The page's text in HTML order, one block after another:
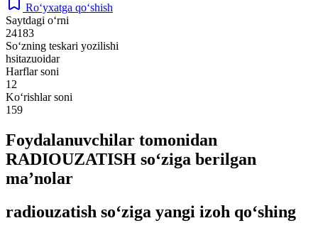
Ro‘yxatga qo‘shish
Saytdagi o‘rni
24183
So‘zning teskari yozilishi
hsitazuoidar
Harflar soni
12
Ko‘rishlar soni
159
Foydalanuvchilar tomonidan
RADIOUZATISH so‘ziga berilgan
ma’nolar
radiouzatish so‘ziga yangi izoh qo‘shing